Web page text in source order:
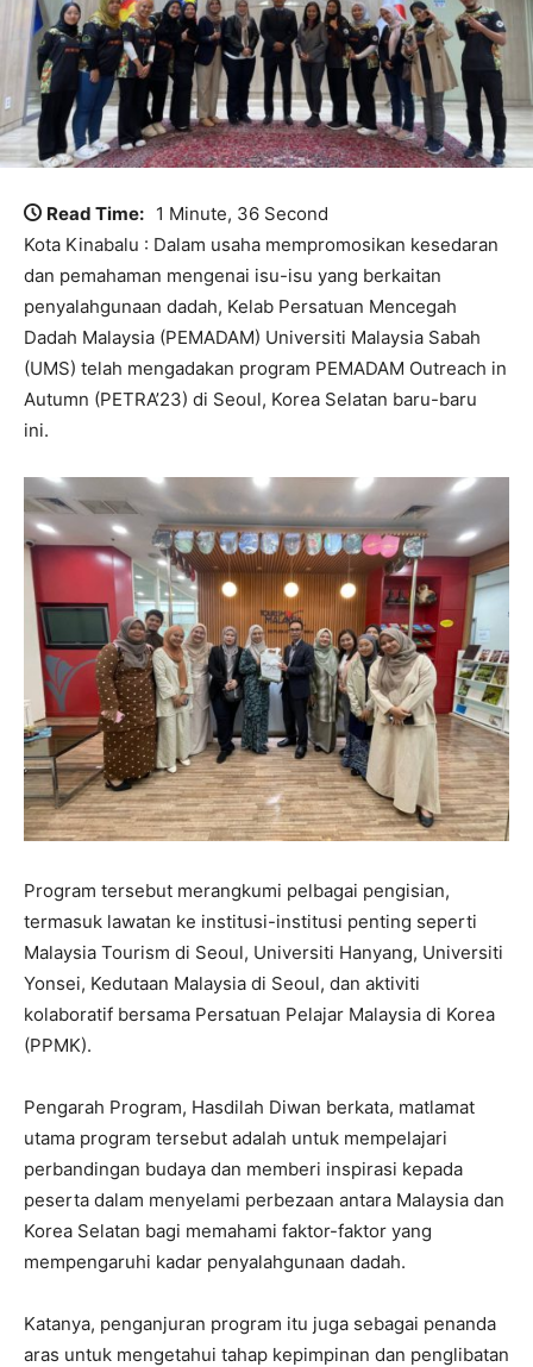
Read Time: 1 Minute, 36 Second
Kota Kinabalu : Dalam usaha mempromosikan kesedaran
dan pemahaman mengenai isu-isu yang berkaitan
penyalahgunaan dadah, Kelab Persatuan Mencegah
Dadah Malaysia (PEMADAM) Universiti Malaysia Sabah
(UMS) telah mengadakan program PEMADAM Outreach in
Autumn (PETRA’23) di Seoul, Korea Selatan baru-baru
ini.
Program tersebut merangkumi pelbagai pengisian,
termasuk lawatan ke institusi-institusi penting seperti
Malaysia Tourism di Seoul, Universiti Hanyang, Universiti
Yonsei, Kedutaan Malaysia di Seoul, dan aktiviti
kolaboratif bersama Persatuan Pelajar Malaysia di Korea
(PPMK).
Pengarah Program, Hasdilah Diwan berkata, matlamat
utama program tersebut adalah untuk mempelajari
perbandingan budaya dan memberi inspirasi kepada
peserta dalam menyelami perbezaan antara Malaysia dan
Korea Selatan bagi memahami faktor-faktor yang
mempengaruhi kadar penyalahgunaan dadah.
Katanya, penganjuran program itu juga sebagai penanda
aras untuk mengetahui tahap kepimpinan dan penglibatan